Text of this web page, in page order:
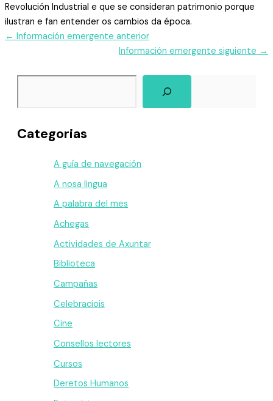
Revolución Industrial e que se consideran patrimonio porque
ilustran e fan entender os cambios da época.
← Información emergente anterior
Información emergente siguiente →
Categorias
A guía de navegación
A nosa lingua
A palabra del mes
Achegas
Actividades de Axuntar
Biblioteca
Campañas
Celebraciois
Cine
Consellos lectores
Cursos
Deretos Humanos